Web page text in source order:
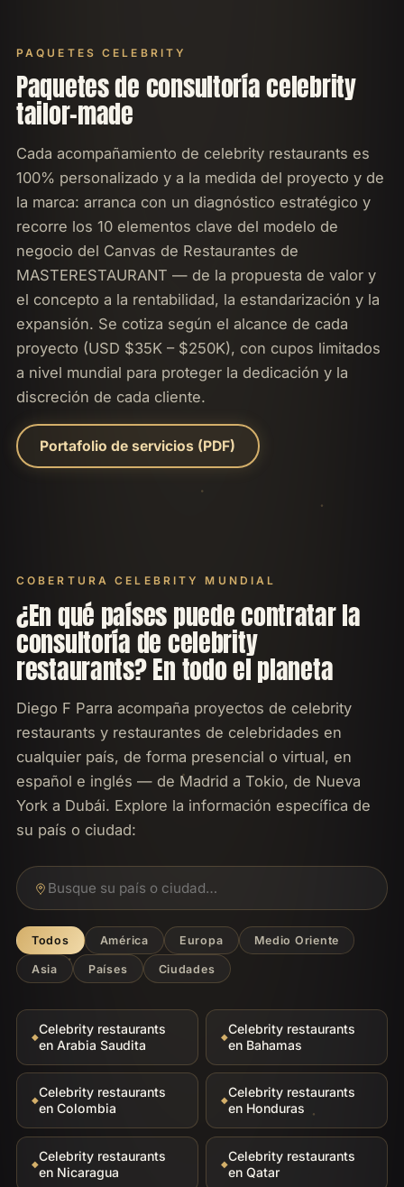
PAQUETES CELEBRITY
Paquetes de consultoría celebrity
tailor-made
Cada acompañamiento de celebrity restaurants es
100% personalizado y a la medida del proyecto y de
la marca: arranca con un diagnóstico estratégico y
recorre los 10 elementos clave del modelo de
negocio del Canvas de Restaurantes de
MASTERESTAURANT — de la propuesta de valor y
el concepto a la rentabilidad, la estandarización y la
expansión. Se cotiza según el alcance de cada
proyecto (USD $35K – $250K), con cupos limitados
a nivel mundial para proteger la dedicación y la
discreción de cada cliente.
Portafolio de servicios (PDF)
COBERTURA CELEBRITY MUNDIAL
¿En qué países puede contratar la
consultoría de celebrity
restaurants? En todo el planeta
Diego F Parra acompaña proyectos de celebrity
restaurants y restaurantes de celebridades en
cualquier país, de forma presencial o virtual, en
español e inglés — de Madrid a Tokio, de Nueva
York a Dubái. Explore la información específica de
su país o ciudad:
Todos América Europa Medio Oriente
Asia Países Ciudades
Celebrity restaurants
en Arabia Saudita
Celebrity restaurants
en Bahamas
Celebrity restaurants
en Colombia
Celebrity restaurants
en Honduras
Celebrity restaurants
en Nicaragua
Celebrity restaurants
en Qatar